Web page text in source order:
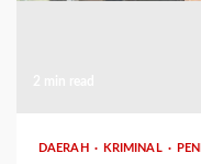
DAERAH KRIMINAL